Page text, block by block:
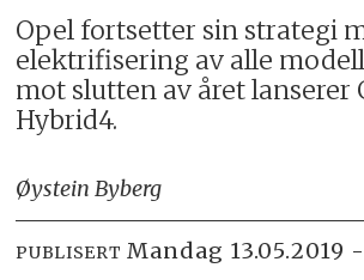
Opel fortsetter sin strategi
elektrifisering av alle
mot slutten av året lanserer
Hybrid4.
Øystein Byberg
PUBLISERT mandag 13.05.2019